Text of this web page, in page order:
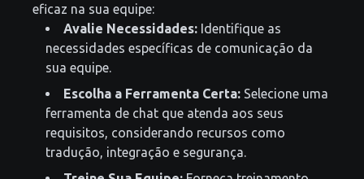
eficaz na sua equipe:
Avalie Necessidades: Identifique as
necessidades específicas de comunicação da
sua equipe.
Escolha a Ferramenta Certa: Selecione uma
ferramenta de chat que atenda aos seus
requisitos, considerando recursos como
tradução, integração e segurança.